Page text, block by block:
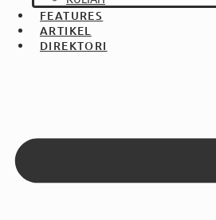
FEATURES
ARTIKEL
DIREKTORI